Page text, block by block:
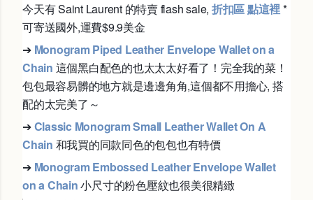
今天有 Saint Laurent 的特賣 flash sale, 折扣區 點這裡*
可寄送國外,運費$9.9美金
➔ Monogram Piped Leather Envelope Wallet on a
Chain 這個黑白配色的也太太太好看了！完全我的菜！
包包最容易髒的地方就是邊邊角角,這個都不用擔心, 搭
配的太完美了～
➔Classic Monogram Small Leather Wallet On A
Chain 和我買的同款同色的包包也有特價
➔ Monogram Embossed Leather Envelope Wallet
on a Chain小尺寸的粉色壓紋也很美很精緻